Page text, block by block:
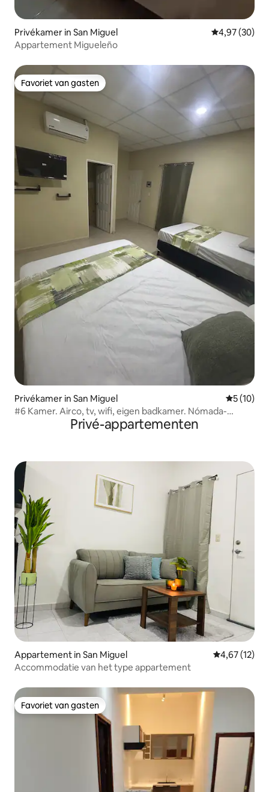
Privékamer in San Miguel Gemiddelde
4,97 (30)
Appartement Migueleño
Favoriet van gasten
Favoriet van gasten
Privékamer in San Miguel
5 (10)
#6 Kamer. Airco, tv, wifi, eigen badkamer. Nómada-
Privé-appartementen
Appartement in San Miguel Gemiddelde
4,67 (12)
Accommodatie van het type appartement
Favoriet van gasten
Favoriet van gasten